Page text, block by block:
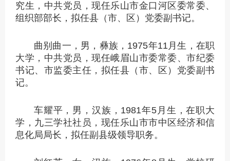
究生，中共党员，现任乐山市金口河区委常委、
组织部部长，拟任县（市、区）党委副书记。
曲别曲一，男，彝族，1975年11月生，在职
大学，中共党员，现任峨眉山市委常委、市纪委
书记、市监委主任，拟任县（市、区）党委副书
记。
车耀平，男，汉族，1981年5月生，在职大
学，九三学社社员，现任乐山市市中区经济和信
息化局局长，拟任副县级领导职务。